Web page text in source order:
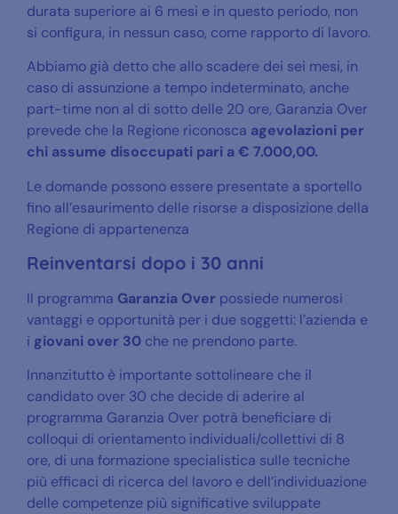
durata superiore ai 6 mesi e in questo periodo, non
si configura, in nessun caso, come rapporto di lavoro.
Abbiamo già detto che allo scadere dei sei mesi, in
caso di assunzione a tempo indeterminato, anche
part-time non al di sotto delle 20 ore, Garanzia Over
prevede che la Regione riconosca agevolazioni per
chi assume disoccupati pari a € 7.000,00.
Le domande possono essere presentate a sportello
fino all’esaurimento delle risorse a disposizione della
Regione di appartenenza
Reinventarsi dopo i 30 anni
Il programma Garanzia Over possiede numerosi
vantaggi e opportunità per i due soggetti: l’azienda e
i giovani over 30 che ne prendono parte.
Innanzitutto è importante sottolineare che il
candidato over 30 che decide di aderire al
programma Garanzia Over potrà beneficiare di
colloqui di orientamento individuali/collettivi di 8
ore, di una formazione specialistica sulle tecniche
più efficaci di ricerca del lavoro e dell’individuazione
delle competenze più significative sviluppate